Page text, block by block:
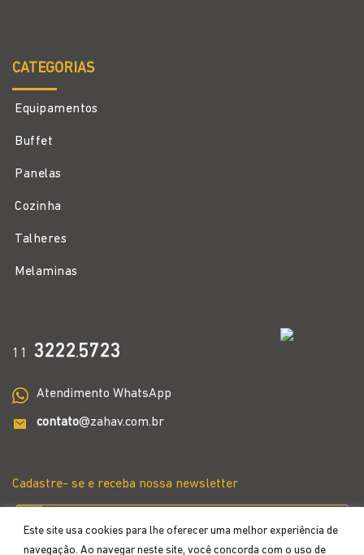
Este site usa cookies para lhe oferecer uma melhor experiência de
navegação. Ao navegar neste site, você concorda com o uso de
CATEGORIAS
Equipamentos
Buffet
Panelas
Cozinha
Talheres
Melaminas
11 3222.5723
Atendimento WhatsApp
contato@zahav.com.br
Cadastre- se e receba nossa newsletter